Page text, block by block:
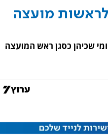
לראשות מועצה
שכיהן כסגן ראש המועצה